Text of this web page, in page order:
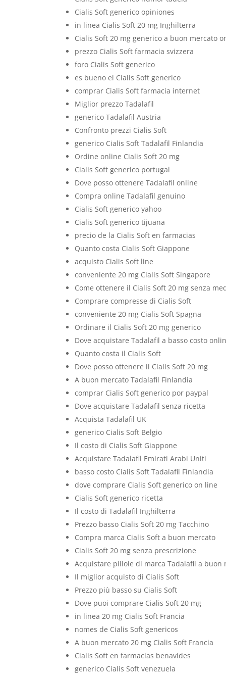
Cialis Soft generico opiniones
in linea Cialis Soft 20 mg Inghilterra
Cialis Soft 20 mg generico a buon mercato
prezzo Cialis Soft farmacia svizzera
foro Cialis Soft generico
es bueno el Cialis Soft generico
comprar Cialis Soft farmacia internet
Miglior prezzo Tadalafil
generico Tadalafil Austria
Confronto prezzi Cialis Soft
generico Cialis Soft Tadalafil Finlandia
Ordine online Cialis Soft 20 mg
Cialis Soft generico portugal
Dove posso ottenere Tadalafil online
Compra online Tadalafil genuino
Cialis Soft generico yahoo
Cialis Soft generico tijuana
precio de la Cialis Soft en farmacias
Quanto costa Cialis Soft Giappone
acquisto Cialis Soft line
conveniente 20 mg Cialis Soft Singapore
Come ottenere il Cialis Soft 20 mg senza
Comprare compresse di Cialis Soft
conveniente 20 mg Cialis Soft Spagna
Ordinare il Cialis Soft 20 mg generico
Dove acquistare Tadalafil a basso costo
Quanto costa il Cialis Soft
Dove posso ottenere il Cialis Soft 20 mg
A buon mercato Tadalafil Finlandia
comprar Cialis Soft generico por paypal
Dove acquistare Tadalafil senza ricetta
Acquista Tadalafil UK
generico Cialis Soft Belgio
Il costo di Cialis Soft Giappone
Acquistare Tadalafil Emirati Arabi Uniti
basso costo Cialis Soft Tadalafil Finlandia
dove comprare Cialis Soft generico on line
Cialis Soft generico ricetta
Il costo di Tadalafil Inghilterra
Prezzo basso Cialis Soft 20 mg Tacchino
Compra marca Cialis Soft a buon mercato
Cialis Soft 20 mg senza prescrizione
Acquistare pillole di marca Tadalafil a buon
Il miglior acquisto di Cialis Soft
Prezzo più basso su Cialis Soft
Dove puoi comprare Cialis Soft 20 mg
in linea 20 mg Cialis Soft Francia
nomes de Cialis Soft genericos
A buon mercato 20 mg Cialis Soft Francia
Cialis Soft en farmacias benavides
generico Cialis Soft venezuela